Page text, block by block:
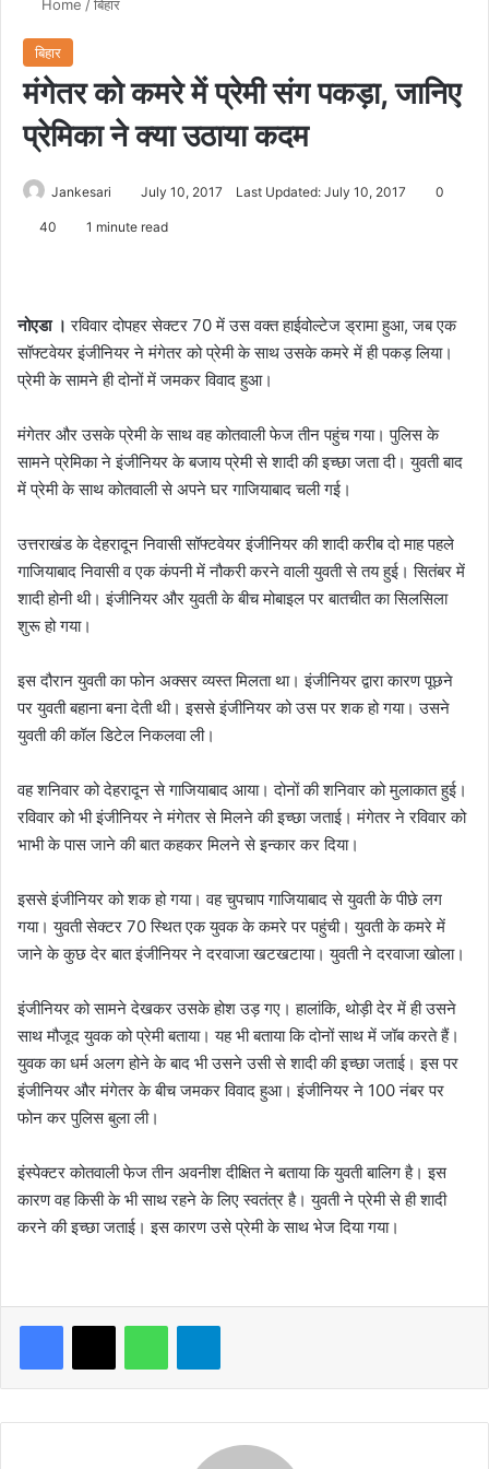
Home /बिहार
बिहार
मंगेतर को कमरे में प्रेमी संग पकड़ा, जानिए
प्रेमिका ने क्‍या उठाया कदम
Jankesari July 10, 2017 Last Updated: July 10, 2017 0
40 1 minute read
नोएडा ।रविवार दोपहर सेक्टर 70 में उस वक्त हाईवोल्टेज ड्रामा हुआ, जब एक
सॉफ्टवेयर इंजीनियर ने मंगेतर को प्रेमी के साथ उसके कमरे में ही पकड़ लिया।
प्रेमी के सामने ही दोनों में जमकर विवाद हुआ।
मंगेतर और उसके प्रेमी के साथ वह कोतवाली फेज तीन पहुंच गया। पुलिस के
सामने प्रेमिका ने इंजीनियर के बजाय प्रेमी से शादी की इच्छा जता दी। युवती बाद
में प्रेमी के साथ कोतवाली से अपने घर गाजियाबाद चली गई।
उत्तराखंड के देहरादून निवासी सॉफ्टवेयर इंजीनियर की शादी करीब दो माह पहले
गाजियाबाद निवासी व एक कंपनी में नौकरी करने वाली युवती से तय हुई। सितंबर में
शादी होनी थी। इंजीनियर और युवती के बीच मोबाइल पर बातचीत का सिलसिला
शुरू हो गया।
इस दौरान युवती का फोन अक्सर व्यस्त मिलता था। इंजीनियर द्वारा कारण पूछने
पर युवती बहाना बना देती थी। इससे इंजीनियर को उस पर शक हो गया। उसने
युवती की कॉल डिटेल निकलवा ली।
वह शनिवार को देहरादून से गाजियाबाद आया। दोनों की शनिवार को मुलाकात हुई।
रविवार को भी इंजीनियर ने मंगेतर से मिलने की इच्छा जताई। मंगेतर ने रविवार को
भाभी के पास जाने की बात कहकर मिलने से इन्कार कर दिया।
इससे इंजीनियर को शक हो गया। वह चुपचाप गाजियाबाद से युवती के पीछे लग
गया। युवती सेक्टर 70 स्थित एक युवक के कमरे पर पहुंची। युवती के कमरे में
जाने के कुछ देर बात इंजीनियर ने दरवाजा खटखटाया। युवती ने दरवाजा खोला।
इंजीनियर को सामने देखकर उसके होश उड़ गए। हालांकि, थोड़ी देर में ही उसने
साथ मौजूद युवक को प्रेमी बताया। यह भी बताया कि दोनों साथ में जॉब करते हैं।
युवक का धर्म अलग होने के बाद भी उसने उसी से शादी की इच्छा जताई। इस पर
इंजीनियर और मंगेतर के बीच जमकर विवाद हुआ। इंजीनियर ने 100 नंबर पर
फोन कर पुलिस बुला ली।
इंस्पेक्टर कोतवाली फेज तीन अवनीश दीक्षित ने बताया कि युवती बालिग है। इस
कारण वह किसी के भी साथ रहने के लिए स्वतंत्र है। युवती ने प्रेमी से ही शादी
करने की इच्छा जताई। इस कारण उसे प्रेमी के साथ भेज दिया गया।